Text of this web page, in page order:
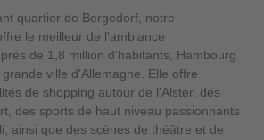
quartier de Bergedorf, notre
le meilleur de l'ambiance
de 1,8 million d'habitants, Hambourg
ville d'Allemagne. Elle offre
de shopping autour de l'Alster, des
des sports de haut niveau passionnants
ainsi que des scènes de théâtre et de